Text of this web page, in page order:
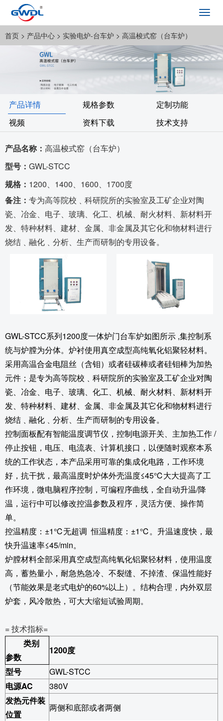
首页 > 产品中心 > 实验电炉-台车炉 > 高温梭式窑（台车炉）
产品详情 规格参数
定制功能
视频
资料下载 技术支持
产品名称： 高温梭式窑（台车炉）
型号： GWL-STCC
规格： 1200、1400、1600、1700度
备注： 专为高等院校﹑科研院所的实验室及工矿企业对陶
瓷、冶金、电子、玻璃、化工、机械、耐火材料、新材料开
发、特种材料、建材、金属、非金属及其它化和物材料进行
烧结﹑融化﹑分析、生产而研制的专用设备。
GWL-STCC系列1200度一体炉门台车炉如图所示 ,集控制系
统与炉膛为分体。炉衬使用真空成型高纯氧化铝聚轻材料。
采用高温合金电阻丝（含钼）或者硅碳棒或者硅钼棒为加热
元件；是专为高等院校﹑科研院所的实验室及工矿企业对陶
瓷、冶金、电子、玻璃、化工、机械、耐火材料、新材料开
发、特种材料、建材、金属、非金属及其它化和物材料进行
烧结﹑融化﹑分析、生产而研制的专用设备。
控制面板配有智能温度调节仪，控制电源开关、主加热工作 /
停止按钮，电压、电流表、计算机接口，以便随时观察本系
统的工作状态，本产品采用可靠的集成化电路，工作环境
好，抗干扰，最高温度时炉体外壳温度≤45℃大大提高了工
作环境，微电脑程序控制，可编程序曲线，全自动升温/降
温，运行中可以修改控温参数及程序，灵活方便、操作简
单。
控温精度：±1℃无超调 恒温精度：±1℃。升温速度快，最
快升温速率≤45/min。
炉膛材料全部采用真空成型高纯氧化铝聚轻材料，使用温度
高，蓄热量小，耐急热急冷、不裂缝、不掉渣、保温性能好
（节能效果是老式电炉的60%以上）。结构合理，内外双层
炉套，风冷散热，可大大缩短试验周期。
= 技术指标=
类别
参数
1200度
型号
GWL-STCC
电源AC
380V
发热元件装
位置
两侧和底部或者两侧